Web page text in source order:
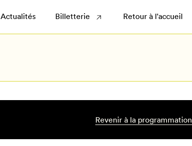
Actualités Billetterie Retour à l'accueil
Revenir à la programmation